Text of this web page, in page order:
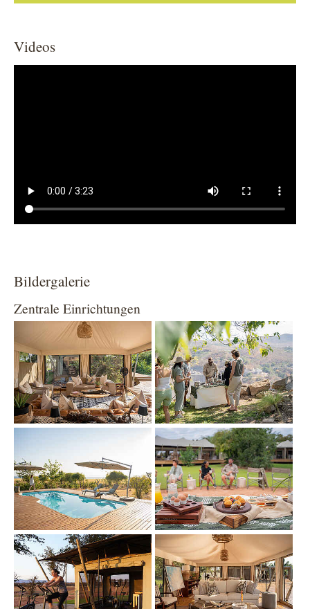
Videos
Bildergalerie
Zentrale Einrichtungen
Show larger version Show larger version
Show larger version
Show larger version Show larger version